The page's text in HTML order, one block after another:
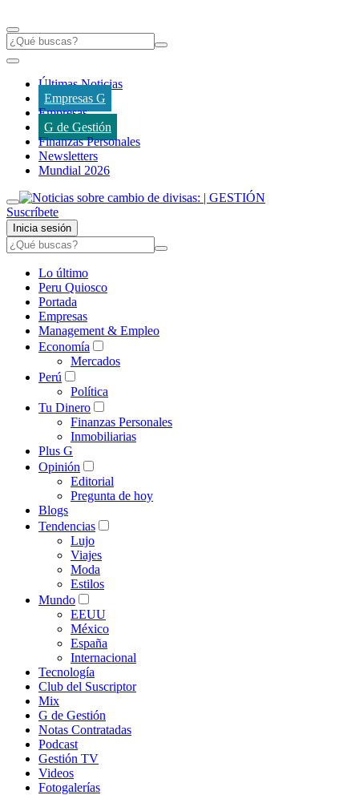
Últimas Noticias
Empresas G
Empresas
G de Gestión
Finanzas Personales
Newsletters
Mundial 2026
Suscríbete
Inicia sesión
Lo último
Peru Quiosco
Portada
Empresas
Management & Empleo
Economía
Mercados
Perú
Política
Tu Dinero
Finanzas Personales
Inmobiliarias
Plus G
Opinión
Editorial
Pregunta de hoy
Blogs
Tendencias
Lujo
Viajes
Moda
Estilos
Mundo
EEUU
México
España
Internacional
Tecnología
Club del Suscriptor
Mix
G de Gestión
Notas Contratadas
Podcast
Gestión TV
Videos
Fotogalerías